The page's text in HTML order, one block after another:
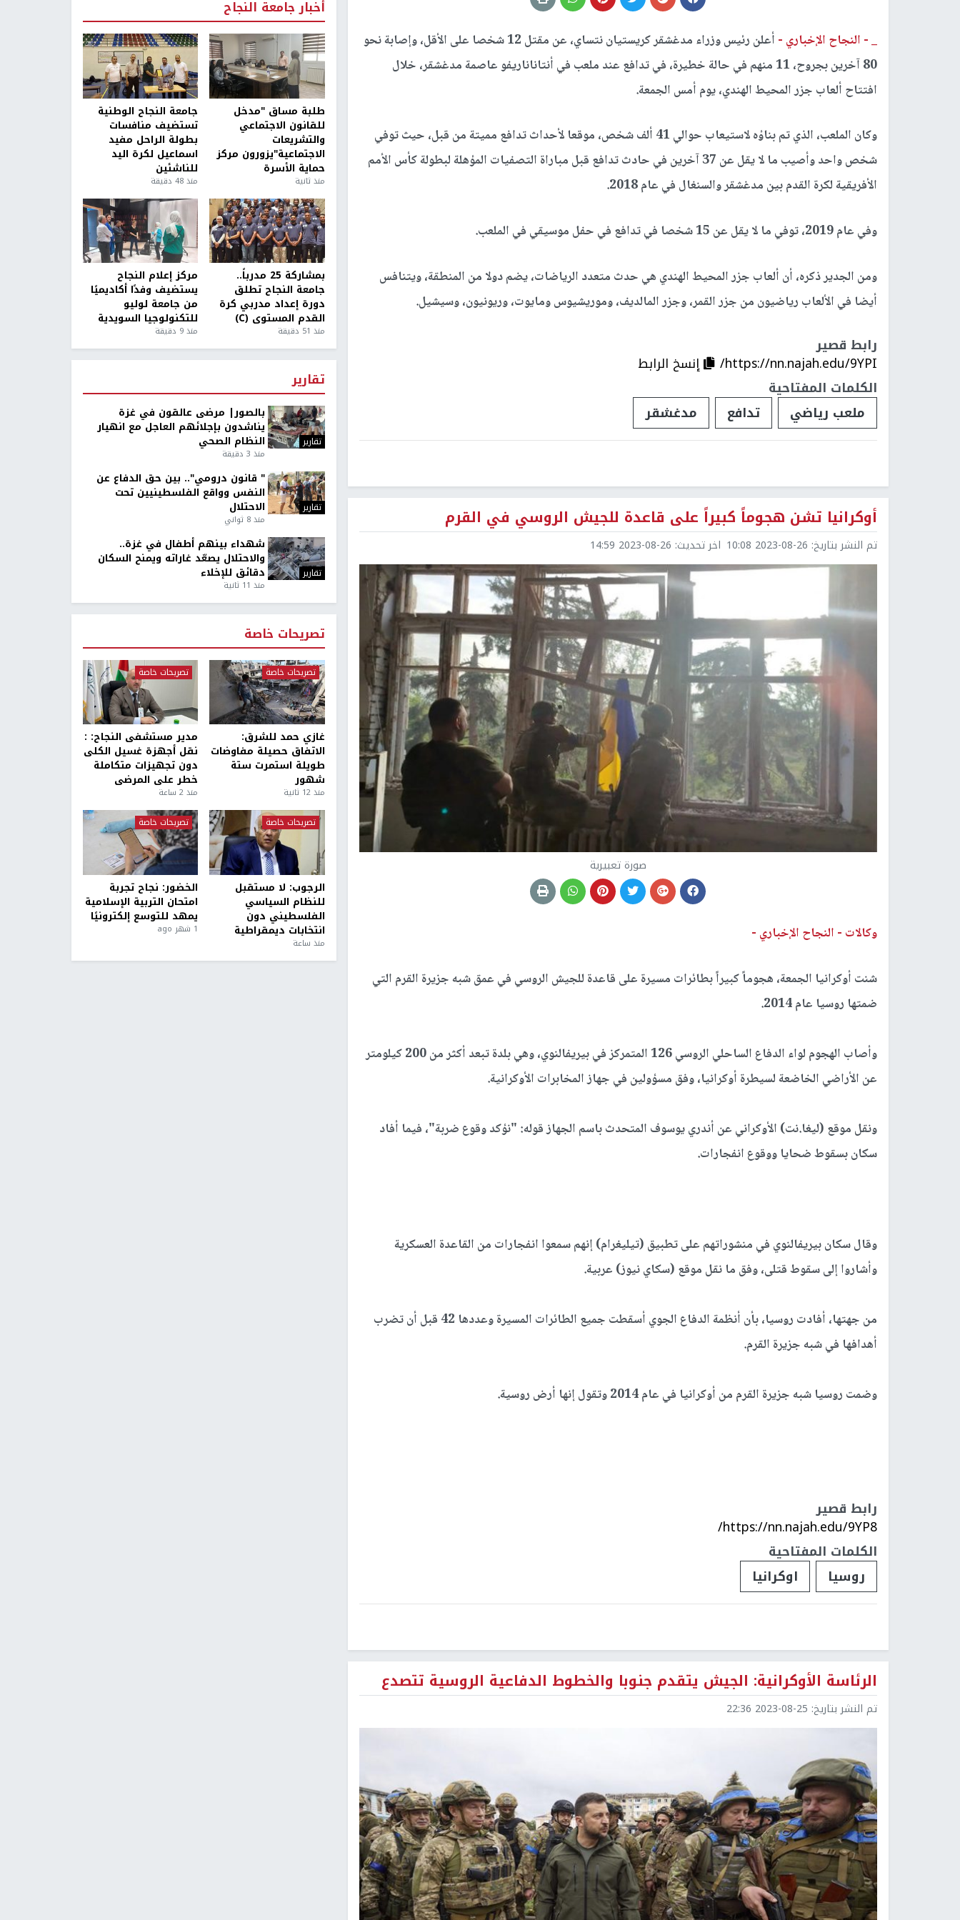
_ - النجاح الإخباري -
أعلن رئيس وزراء مدغشقر كريستيان نتساي، عن مقتل 12 شخصا على الأقل، وإصابة نحو
80 آخرين بجروح، 11 منهم في حالة خطيرة، في تدافع عند ملعب في أنتاناناريفو عاصمة مدغشقر، خلال
افتتاح ألعاب جزر المحيط الهندي، يوم أمس الجمعة.
وكان الملعب، الذي تم بناؤه لاستيعاب حوالي 41 ألف شخص، موقعا لأحداث تدافع مميتة من قبل، حيث توفي
شخص واحد وأصيب ما لا يقل عن 37 آخرين في حادث تدافع قبل مباراة التصفيات المؤهلة لبطولة كأس الأمم
الأفريقية لكرة القدم بين مدغشقر والسنغال في عام 2018.
وفي عام 2019، توفي ما لا يقل عن 15 شخصا في تدافع في حفل موسيقي في الملعب.
ومن الجدير ذكره، أن ألعاب جزر المحيط الهندي هي حدث متعدد الرياضات، يضم دولا من المنطقة، ويتنافس
أيضا في الألعاب رياضيون من جزر القمر، وجزر المالديف، وموريشيوس ومايوت، وريونيون، وسيشيل.
رابط قصير
https://nn.najah.edu/9YPI/
إنسخ الرابط
الكلمات المفتاحية
ملعب رياضي
تدافع مدغشقر
أوكرانيا تشن هجوماً كبيراً على قاعدة للجيش الروسي في القرم
تم النشر بتاريخ: 2023-08-26 10:08 اخر تحديث: 2023-08-26 14:59
صورة تعبيرية
وكالات - النجاح الإخباري -
شنت أوكرانيا الجمعة، هجوماً كبيراً بطائرات مسيرة على قاعدة للجيش الروسي في عمق شبه جزيرة القرم التي
ضمتها روسيا عام 2014.
وأصاب الهجوم لواء الدفاع الساحلي الروسي 126 المتمركز في بيريفالنوي، وهي بلدة تبعد أكثر من 200 كيلومتر
عن الأراضي الخاضعة لسيطرة أوكرانيا، وفق مسؤولين في جهاز المخابرات الأوكرانية.
ونقل موقع (ليغا.نت) الأوكراني عن أندري يوسوف المتحدث باسم الجهاز قوله: "نؤكد وقوع ضربة"، فيما أفاد
سكان بسقوط ضحايا ووقوع انفجارات.
وقال سكان بيريفالنوي في منشوراتهم على تطبيق (تيليغرام) إنهم سمعوا انفجارات من القاعدة العسكرية
وأشاروا إلى سقوط قتلى، وفق ما نقل موقع (سكاي نيوز) عربية.
من جهتها، أفادت روسيا، بأن أنظمة الدفاع الجوي أسقطت جميع الطائرات المسيرة وعددها 42 قبل أن تضرب
أهدافها في شبه جزيرة القرم.
وضمت روسيا شبه جزيرة القرم من أوكرانيا في عام 2014 وتقول إنها أرض روسية.
رابط قصير
https://nn.najah.edu/9YP8/
الكلمات المفتاحية
روسيا
اوكرانيا
الرئاسة الأوكرانية: الجيش يتقدم جنوبا والخطوط الدفاعية الروسية تتصدع
تم النشر بتاريخ: 2023-08-25 22:36
أخبار جامعة النجاح
طلبة مساق "مدخل
للقانون الاجتماعي
والتشريعات
الاجتماعية"يزورون مركز
حماية الأسرة
منذ ثانية
جامعة النجاح الوطنية
تستضيف منافسات
بطولة الراحل مفيد
اسماعيل لكرة اليد
للناشئين
منذ 48 دقيقة
بمشاركة 25 مدرباً..
جامعة النجاح تطلق
دورة إعداد مدربي كرة
القدم المستوى (C)
منذ 51 دقيقة
مركز إعلام النجاح
يستضيف وفدًا أكاديميًا
من جامعة لوليو
للتكنولوجيا السويدية
منذ 9 دقيقة
تقارير
تقارير
بالصور| مرضى عالقون في غزة
يناشدون بإجلائهم العاجل مع انهيار
النظام الصحي
منذ 3 دقيقة
تقارير
" قانون درومي".. بين حق الدفاع عن
النفس وواقع الفلسطينيين تحت
الاحتلال
منذ 8 ثواني
تقارير
شهداء بينهم أطفال في غزة..
والاحتلال يصعّد غاراته ويمنح السكان
دقائق للإخلاء
منذ 11 ثانية
تصريحات خاصة
تصريحات خاصة
غازي حمد للشرق:
الاتفاق حصيلة مفاوضات
طويلة استمرت ستة
شهور
منذ 12 ثانية
تصريحات خاصة
مدير مستشفى النجاح: :
نقل أجهزة غسيل الكلى
دون تجهيزات متكاملة
خطر على المرضى
منذ 2 ساعة
تصريحات خاصة
الرجوب: لا مستقبل
للنظام السياسي
الفلسطيني دون
انتخابات ديمقراطية
منذ ساعة
تصريحات خاصة
الخضور: نجاح تجربة
امتحان التربية الإسلامية
يمهد للتوسع إلكترونيًا
1 شهر ago